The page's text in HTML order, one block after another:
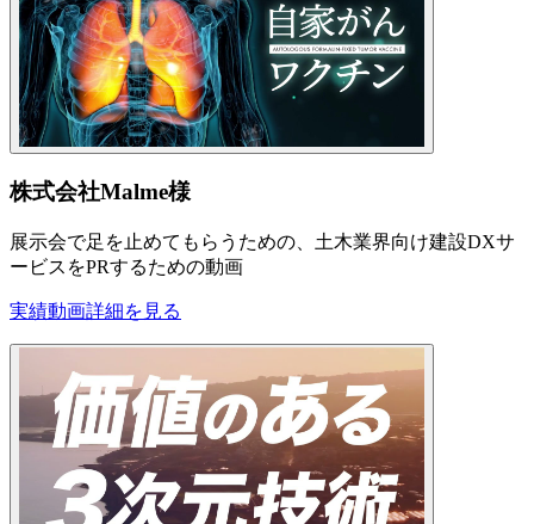
株式会社Malme様
展示会で足を止めてもらうための、土木業界向け建設DXサ
ービスをPRするための動画
実績動画詳細を見る